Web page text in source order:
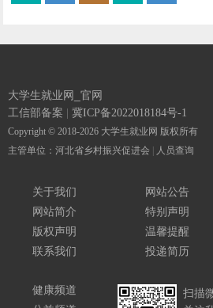
大学生就业网_官网
工信部备案 冀ICP备2022018184号-1
Copyright © 2018-2026 大学生就业网 版权所有
主管单位：河北省乡村振兴促进会
人员查询
关于我们
网站简介
版权声明
联系我们
网站公告
特别声明
温馨提醒
投递简历
健康频道
扫描